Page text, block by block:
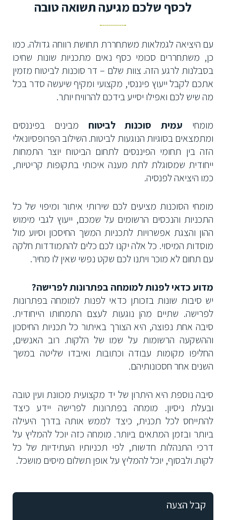
קבל הצעה
לכסף שלכם מגיעה תשואה טובה
עם היציאה לגמלאות משתחררת תחושת רווחה גדולה. כמו
כן, משתחררים סכומי כסף נאים מתכניות שונות שחיכו
בסבלנות לרגע הזה. צוות שלם – דר סוכנות לביטוח מזמין
אתכם לקבל ייעוץ פיננסי, מקצועי ומקיף שיעשה סדר בכל
מה שיש לכם ואפילו יסייע בידכם להרוויח יותר.
מומחי עמית סוכנות לביטוח מבינים בפיננסים
ומתמצאים בסוגיות הנוגעות לביטוח. השילוב הפרופסיונאלי
הזה בין תחומי הפיננסים לתחום הביטוח יוצר התמחות
ייחודית שמסוגלת לתת מענה איכותי בתקופות קריטיות,
כמו היציאה לפנסיה.
מומחי הסוכנות מציעים לכם שירותי איתור ומיפוי של כל
התכניות והנכסים הרשומים על שמכם, ייעוץ לגבי מימוש
ההון והצגת אפשרויות לתכניות המשך החיסכון וסיוע מול
מוסדות המיסוי. כל אלה יקנו לכם כלים להתמודדות חלקה
עם תחום לא מוכר ויתנו לכם שקט נפשי שאין לו מחיר.
מדוע כדאי לפנות למומחה בפתרונות לפרישה?
יש סיבות שונות בזכותן כדאי לפנות למומחה בפתרונות
לפרישה. שתיים מהן נוגעות לעצם התמחותו הייחודית.
סיבה אחת נפוצה, היא הצורך באיתור כל תכניות החיסכון
וההשקעה הרשומות על שמו של הלקוח. רוב האנשים,
החליפו מקומות עבודה וכתובות ואיבדו שליטה במשך
השנים אחר חסכונותיהם.
סיבה נוספת היא היתרון של יד מקצועית מכוונת ועין טובה
ובעלת ניסיון. מומחה בפתרונות לפרישה יידע כיצד
להתייחס לכל תכנית, כיצד לממש אותה בדרך היעילה
ביותר ובזמן המתאים ביותר. מומחה כזה יוכל להמליץ על
דרכי התנהלות חדשות, לפי תכניותיו העתידיות של כל
לקוח. ולבסוף, יוכל להמליץ על אופן תשלום מיסים מושכל.